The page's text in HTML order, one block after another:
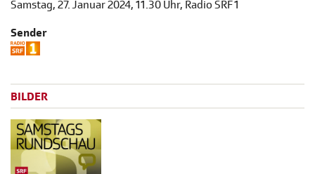
Samstag, 27. Januar 2024, 11.30 Uhr, Radio SRF 1
Sender
BILDER